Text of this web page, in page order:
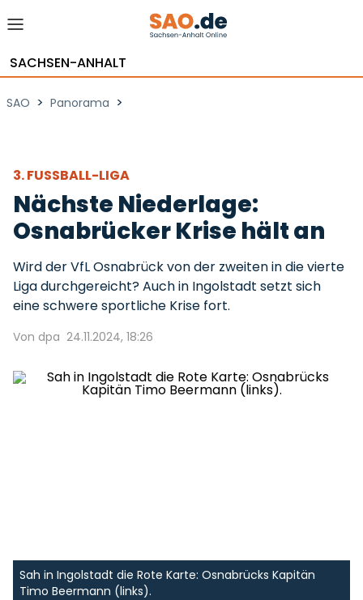
SACHSEN-ANHALT
SAO > Panorama >
3. FUSSBALL-LIGA
Nächste Niederlage:
Osnabrücker Krise hält an
Wird der VfL Osnabrück von der zweiten in die vierte
Liga durchgereicht? Auch in Ingolstadt setzt sich
eine schwere sportliche Krise fort.
Von dpa 24.11.2024, 18:26
Sah in Ingolstadt die Rote Karte: Osnabrücks Kapitän
Timo Beermann (links).